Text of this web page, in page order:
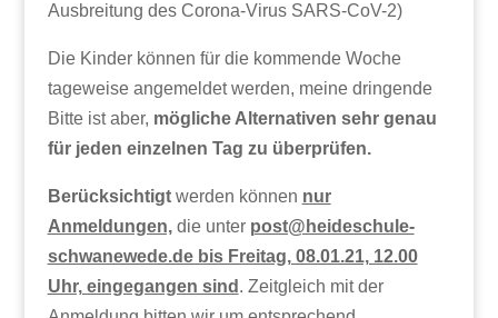
Ausbreitung des Corona-Virus SARS-CoV-2)
Die Kinder können für die kommende Woche
tageweise angemeldet werden, meine dringende
Bitte ist aber, mögliche Alternativen sehr genau
für jeden einzelnen Tag zu überprüfen.
Berücksichtigtwerden können nur
Anmeldungen,die unter post@heideschule-
schwanewede.de bis Freitag, 08.01.21, 12.00
Uhr, eingegangen sind . Zeitgleich mit der